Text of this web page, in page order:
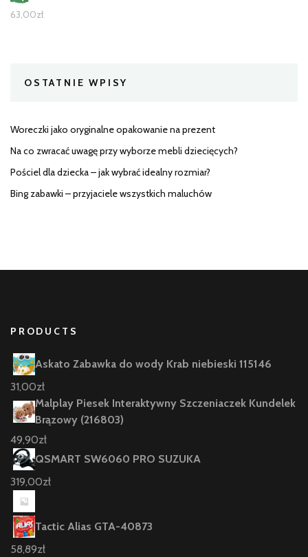
63,00zł
OSTATNIE WPISY
Woreczki jako oryginalne opakowanie na prezent
Na co zwracać uwagę przy wyborze mebli dziecięcych?
Pościel dla dziecka – jak wybrać idealny rozmiar?
Bing zabawki – przyjaciele wszystkich maluchów
PRODUCTS
Askato Zabawka do wody Krab niebieski 115146
31,00zł
Malplay Piesek Interaktywny Szczeniaczek Kundelek
Brązowy (216803)
49,90zł
QSMART SW6060 PRO SUZUKA
319,00zł
Tactic Alias GTA-40873
58,89zł